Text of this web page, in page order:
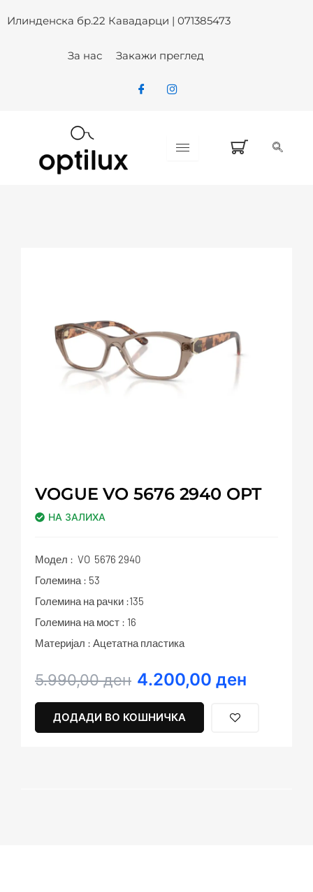
toИлинденска бр.22 Кавадарци | 071385473
За нас Закажи преглед
VOGUE VO 5676 2940 OPT
НА ЗАЛИХА
Модел : VO 5676 2940
Големина : 53
Големина на рачки :135
Големина на мост : 16
Материјал : Ацетатна пластика
5.990,00ден
Original
was:
5.990,00 ден.
4.200,00 ден
Current
4.200,00 ден.
ДОДАДИ ВО КОШНИЧКА